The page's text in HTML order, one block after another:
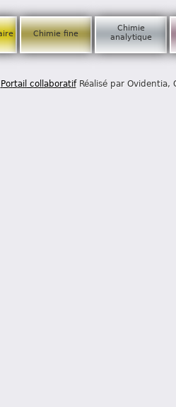
Chimie fine
Chimie
analytique
Portail collaboratifRéalisé par Ovidentia,